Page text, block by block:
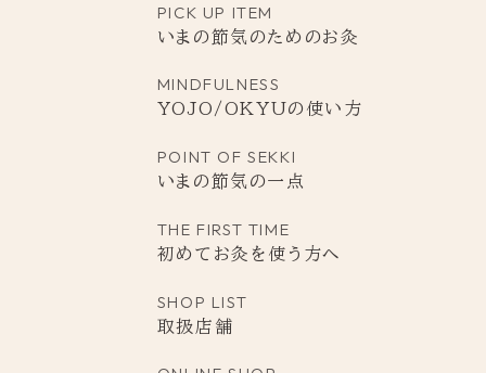
PICK UP ITEM
いまの節気のためのお灸
MINDFULNESS
YOJO/OKYUの使い方
POINT OF SEKKI
いまの節気の一点
THE FIRST TIME
初めてお灸を使う方へ
SHOP LIST
取扱店舗